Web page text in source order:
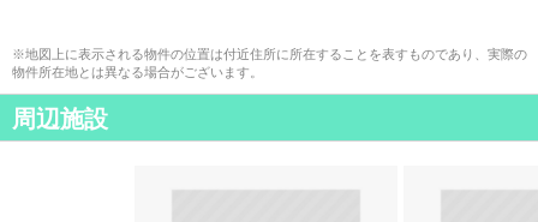
※地図上に表示される物件の位置は付近住所に所在することを表すものであり、実際の
物件所在地とは異なる場合がございます。
周辺施設